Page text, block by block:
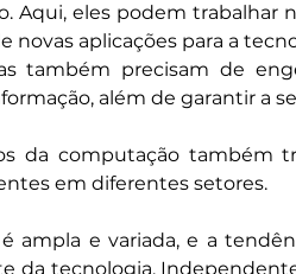
eles podem trabalhar
novas aplicações para a
também precisam de
além de garantir a
da computação também
em diferentes setores.
ampla e variada, e a
da tecnologia.